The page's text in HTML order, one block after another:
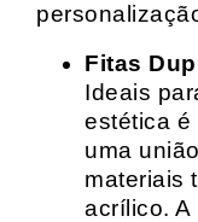
Fitas
Ideais
estética é
uma
materiais
acrílico. A